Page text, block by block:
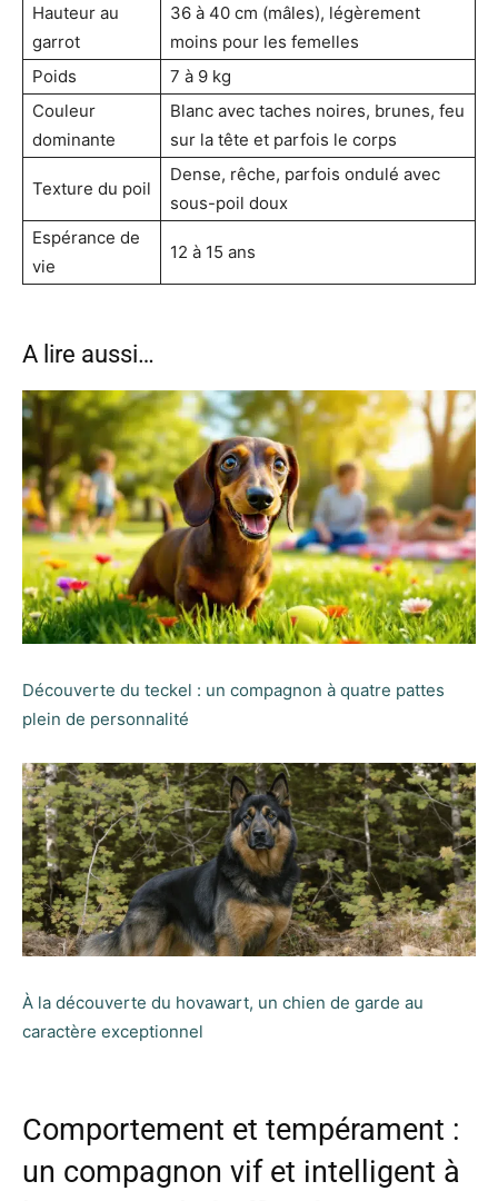
Hauteur au
garrot
36 à 40 cm (mâles), légèrement
moins pour les femelles
Poids
7 à 9 kg
Couleur
dominante
Blanc avec taches noires, brunes, feu
sur la tête et parfois le corps
Texture du poil
Dense, rêche, parfois ondulé avec
sous-poil doux
Espérance de
vie
12 à 15 ans
A lire aussi…
Découverte du teckel : un compagnon à quatre pattes
plein de personnalité
À la découverte du hovawart, un chien de garde au
caractère exceptionnel
Comportement et tempérament :
un compagnon vif et intelligent à